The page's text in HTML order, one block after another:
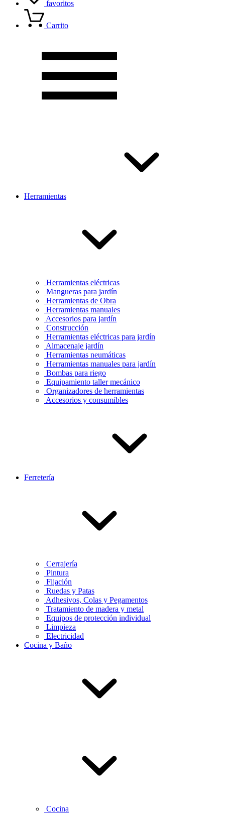
favoritos
Carrito
Herramientas
Herramientas eléctricas
Mangueras para jardín
Herramientas de Obra
Herramientas manuales
Accesorios para jardín
Construcción
Herramientas eléctricas para jardín
Almacenaje jardín
Herramientas neumáticas
Herramientas manuales para jardín
Bombas para riego
Equipamiento taller mecánico
Organizadores de herramientas
Accesorios y consumibles
Ferretería
Cerrajería
Pintura
Fijación
Ruedas y Patas
Adhesivos, Colas y Pegamentos
Tratamiento de madera y metal
Equipos de protección individual
Limpieza
Electricidad
Cocina y Baño
Cocina